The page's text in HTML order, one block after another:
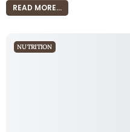
READ MORE...
NUTRITION